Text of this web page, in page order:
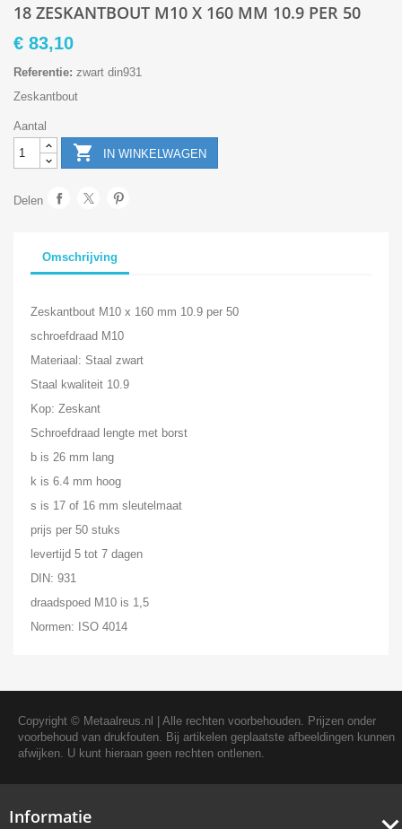
18 ZESKANTBOUT M10 X 160 MM 10.9 PER 50
€ 83,10
Referentie: zwart din931
Zeskantbout
Aantal
 IN WINKELWAGEN
Delen
Omschrijving
Zeskantbout M10 x 160 mm 10.9 per 50
schroefdraad M10
Materiaal: Staal zwart
Staal kwaliteit 10.9
Kop: Zeskant
Schroefdraad lengte met borst
b is 26 mm lang
k is 6.4 mm hoog
s is 17 of 16 mm sleutelmaat
prijs per 50 stuks
levertijd 5 tot 7 dagen
DIN: 931
draadspoed M10 is 1,5
Normen: ISO 4014
Copyright © Metaalreus.nl
| Alle rechten voorbehouden. Prijzen onder
voorbehoud van drukfouten. Bij artikelen geplaatste afbeeldingen kunnen
afwijken. U kunt hieraan geen rechten ontlenen.
Informatie